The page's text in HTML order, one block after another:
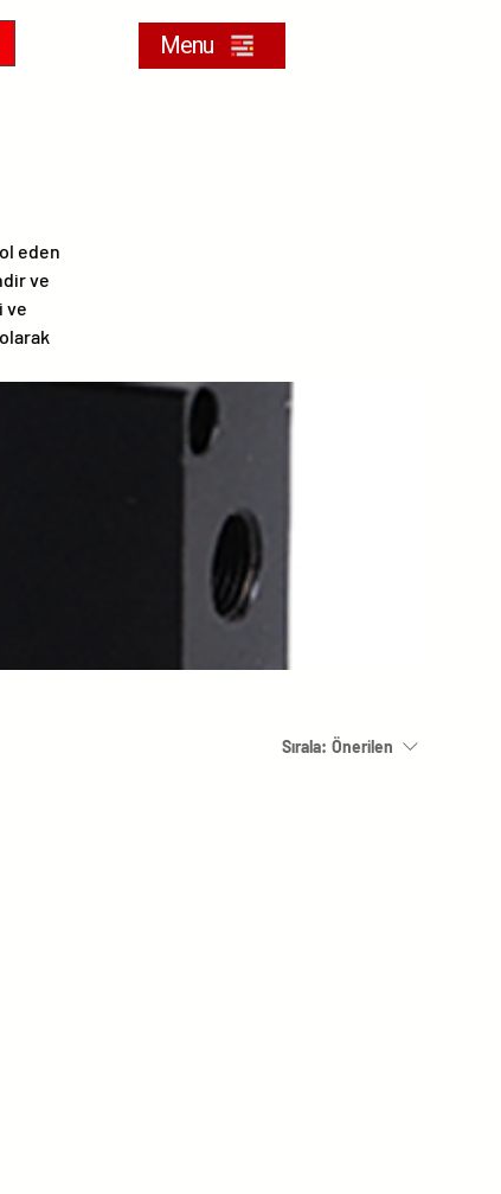
Menu
eden
ve
ve
Sırala: Önerilen